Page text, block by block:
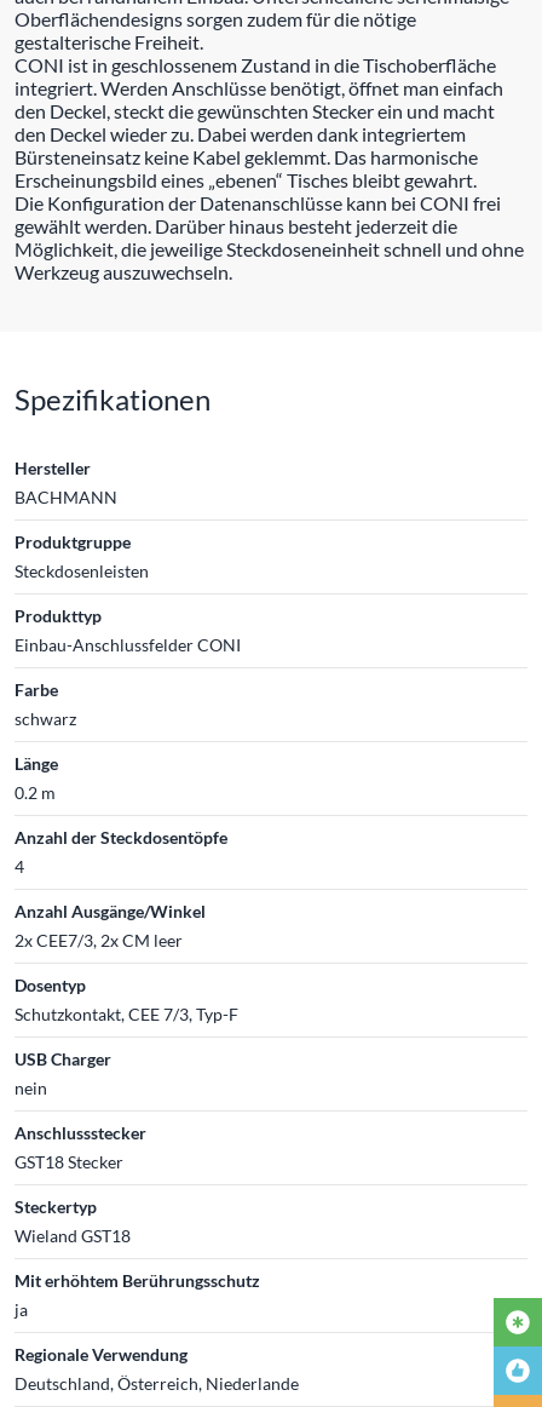
Oberflächendesigns sorgen zudem für die nötige
gestalterische Freiheit.
CONI ist in geschlossenem Zustand in die Tischoberfläche
integriert. Werden Anschlüsse benötigt, öffnet man einfach
den Deckel, steckt die gewünschten Stecker ein und macht
den Deckel wieder zu. Dabei werden dank integriertem
Bürsteneinsatz keine Kabel geklemmt. Das harmonische
Erscheinungsbild eines „ebenen“ Tisches bleibt gewahrt.
Die Konfiguration der Datenanschlüsse kann bei CONI frei
gewählt werden. Darüber hinaus besteht jederzeit die
Möglichkeit, die jeweilige Steckdoseneinheit schnell und ohne
Werkzeug auszuwechseln.
Spezifikationen
Hersteller
BACHMANN
Produktgruppe
Steckdosenleisten
Produkttyp
Einbau-Anschlussfelder CONI
Farbe
schwarz
Länge
0.2 m
Anzahl der Steckdosentöpfe
4
Anzahl Ausgänge/Winkel
2x CEE7/3, 2x CM leer
Dosentyp
Schutzkontakt, CEE 7/3, Typ-F
USB Charger
nein
Anschlussstecker
GST18 Stecker
Steckertyp
Wieland GST18
Mit erhöhtem Berührungsschutz
ja
Regionale Verwendung
Deutschland, Österreich, Niederlande